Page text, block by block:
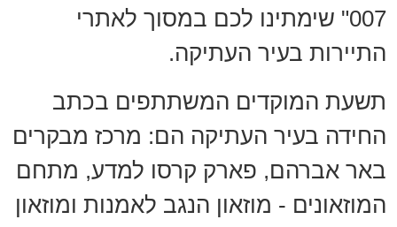
007" שימתינו לכם במסוך לאתרי
התיירות בעיר העתיקה.
תשעת המוקדים המשתתפים בכתב
החידה בעיר העתיקה הם: מרכז מבקרים
באר אברהם, פארק קרסו למדע, מתחם
המוזאונים - מוזאון הנגב לאמנות ומוזאון